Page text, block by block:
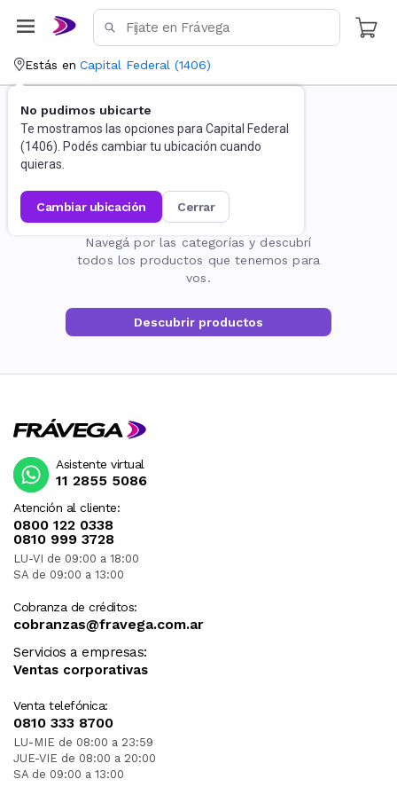
Estás en Capital Federal (1406)
No pudimos ubicarte
Te mostramos las opciones para Capital Federal
(1406). Podés cambiar tu ubicación cuando
quieras.
cambiar ubicación cerrar
La página no existe
Navegá por las categorías y descubrí
todos los productos que tenemos para
vos.
Descubrir productos
Atención al cliente:
0800 122 0338
0810 999 3728
LU-VI de 09:00 a 18:00
SA de 09:00 a 13:00
Cobranza de créditos:
cobranzas@fravega.com.ar
Servicios a empresas:
Ventas corporativas
Venta telefónica:
0810 333 8700
LU-MIE de 08:00 a 23:59
JUE-VIE de 08:00 a 20:00
SA de 09:00 a 13:00
Asistente virtual
11 2855 5086